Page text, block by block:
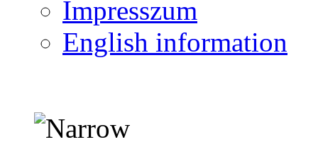
Impresszum
English information